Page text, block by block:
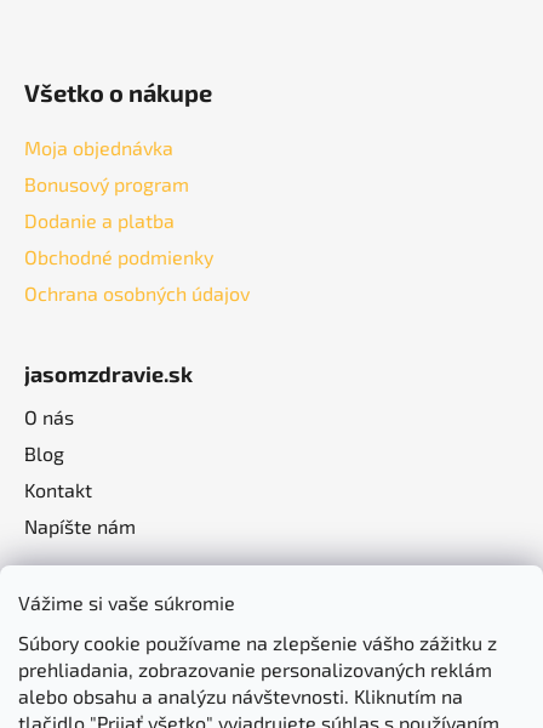
Vážime si vaše súkromie
Súbory cookie používame na zlepšenie vášho zážitku z
prehliadania, zobrazovanie personalizovaných reklám
alebo obsahu a analýzu návštevnosti. Kliknutím na
tlačidlo "Prijať všetko" vyjadrujete súhlas s používaním
Všetko o nákupe
Moja objednávka
Bonusový program
Dodanie a platba
Obchodné podmienky
Ochrana osobných údajov
jasomzdravie.sk
O nás
Blog
Kontakt
Napíšte nám